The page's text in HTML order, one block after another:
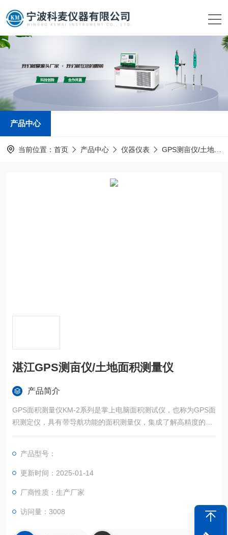
产品中心
当前位置： 首页 产品中心 仪器仪表 GPS测亩仪/土地面积测量仪
湛江GPS测亩仪/土地面积测量仪
产品简介
GPS面积测量仪KM-2系列是掌上电脑面积测试仪，也称为GPS面
积测定仪，具有带导航功能的面积测量仪，集成了解高精度的GP
S定位系统、精确的面积计算方法和智能化的掌上电脑系统，能
产品型号：
更新时间：2025-01-14
厂商性质：生产厂家
访问量：3008